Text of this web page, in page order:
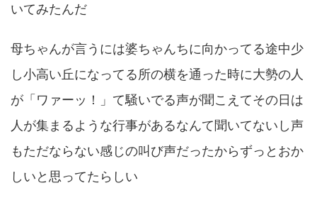
いてみたんだ
母ちゃんが言うには婆ちゃんちに向かってる途中少
し小高い丘になってる所の横を通った時に大勢の人
が「ワァーッ！」て騒いでる声が聞こえてその日は
人が集まるような行事があるなんて聞いてないし声
もただならない感じの叫び声だったからずっとおか
しいと思ってたらしい